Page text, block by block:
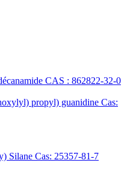
CAS : 862822-32-0
propyl) guanidine Cas:
Silane Cas: 25357-81-7